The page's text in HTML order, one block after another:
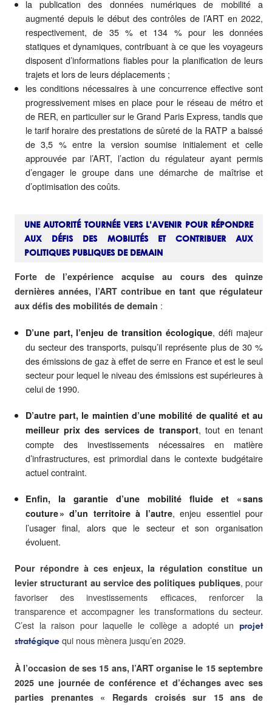
la publication des données numériques de mobilité a
augmenté depuis le début des contrôles de l’ART en 2022,
respectivement, de 35 % et 134 % pour les données
statiques et dynamiques, contribuant à ce que les voyageurs
disposent d’informations fiables pour la planification de leurs
trajets et lors de leurs déplacements ;
les conditions nécessaires à une concurrence effective sont
progressivement mises en place pour le réseau de métro et
de RER, en particulier sur le Grand Paris Express, tandis que
le tarif horaire des prestations de sûreté de la RATP a baissé
de 3,5 % entre la version soumise initialement et celle
approuvée par l’ART, l’action du régulateur ayant permis
d’engager le groupe dans une démarche de maîtrise et
d’optimisation des coûts.
UNE AUTORITÉ TOURNÉE VERS L’AVENIR POUR RÉPONDRE
AUX DÉFIS DES MOBILITÉS ET CONTRIBUER AUX
POLITIQUES PUBLIQUES DE DEMAIN
Forte de l’expérience acquise au cours des quinze
dernières années, l’ART contribue en tant que régulateur
aux défis des mobilités de demain :
D’une part, l’enjeu de transition écologique, défi majeur
du secteur des transports, puisqu’il représente plus de 30 %
des émissions de gaz à effet de serre en France et est le seul
secteur pour lequel le niveau des émissions est supérieures à
celui de 1990.
D’autre part, le maintien d’une mobilité de qualité et au
meilleur prix des services de transport, tout en tenant
compte des investissements nécessaires en matière
d’infrastructures, est primordial dans le contexte budgétaire
actuel contraint.
Enfin, la garantie d’une mobilité fluide et «sans
couture» d’un territoireà l’autre, enjeu essentiel pour
l’usager final, alors que le secteur et son organisation
évoluent.
Pour répondre à ces enjeux, la régulation constitue un
levier structurant au service des politiques publiques, pour
favoriser des investissements efficaces, renforcer la
transparence et accompagner les transformations du secteur.
C’est la raison pour laquelle le collège a adopté un
projet
stratégique qui nous mènera jusqu’en 2029.
À l’occasion de ses 15 ans, l’ART organise le 15 septembre
2025 une journée de conférence et d’échanges avec ses
parties prenantes « Regards croisés sur 15 ans de